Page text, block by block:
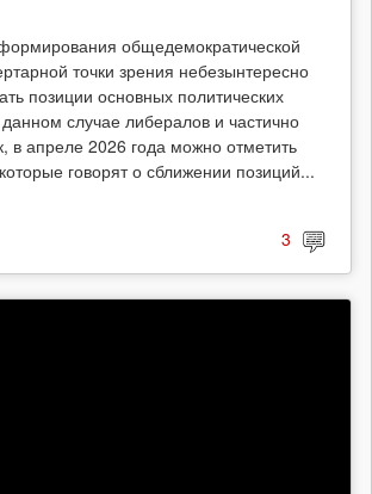
общедемократической
точки зрения небезынтересно
позиции основных политических
данном случае либералов и частично
в апреле 2026 года можно отметить
говорят о сближении позиций...
3